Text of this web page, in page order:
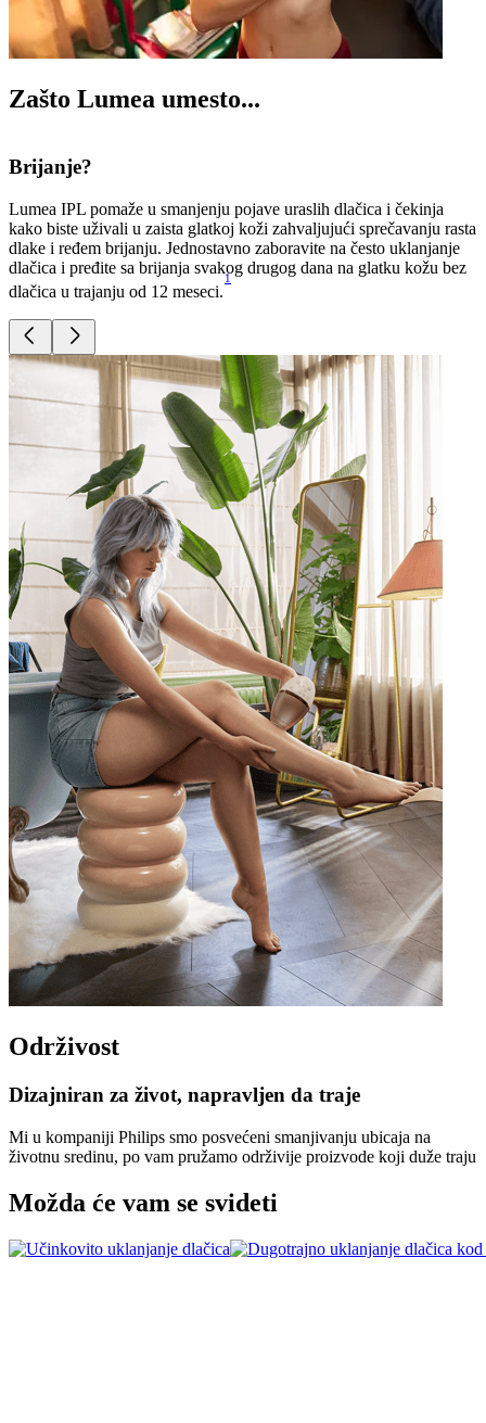
Zašto Lumea umesto...
Brijanje?
Lumea IPL pomaže u smanjenju pojave uraslih dlačica i čekinja
kako biste uživali u zaista glatkoj koži zahvaljujući sprečavanju rasta
dlake i ređem brijanju. Jednostavno zaboravite na često uklanjanje
dlačica i pređite sa brijanja svakog drugog dana na glatku kožu bez
dlačica u trajanju od 12 meseci.
1
Održivost
Dizajniran za život, napravljen da traje
Mi u kompaniji Philips smo posvećeni smanjivanju ubicaja na
životnu sredinu, po vam pružamo održivije proizvode koji duže traju
Možda će vam se svideti